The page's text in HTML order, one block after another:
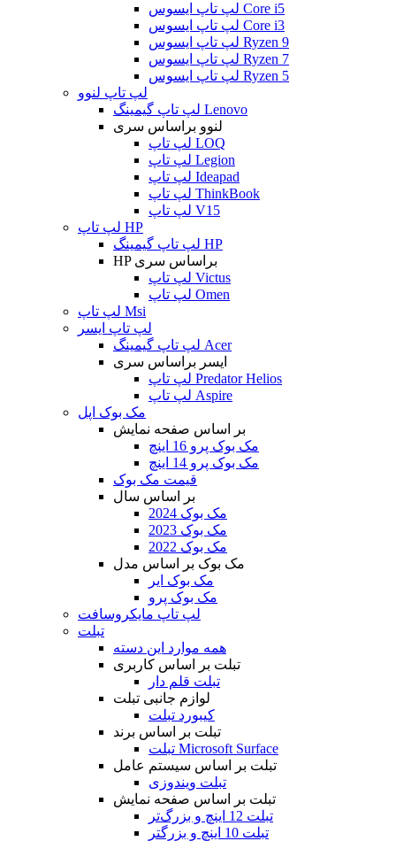
لپ تاپ ایسوس Core i5
لپ تاپ ایسوس Core i3
لپ تاپ ایسوس Ryzen 9
لپ تاپ ایسوس Ryzen 7
لپ تاپ ایسوس Ryzen 5
لپ تاپ لنوو
لپ تاپ گیمینگ Lenovo
لنوو براساس سری
لپ تاپ LOQ
لپ تاپ Legion
لپ تاپ Ideapad
لپ تاپ ThinkBook
لپ تاپ V15
لپ تاپ HP
لپ تاپ گیمینگ HP
HP براساس سری
لپ تاپ Victus
لپ تاپ Omen
لپ تاپ Msi
لپ تاپ ایسر
لپ تاپ گیمینگ Acer
ایسر براساس سری
لپ تاپ Predator Helios
لپ تاپ Aspire
مک بوک اپل
بر اساس صفحه نمایش
مک بوک پرو 16 اینچ
مک بوک پرو 14 اینچ
قیمت مک بوک
بر اساس سال
مک بوک 2024
مک بوک 2023
مک بوک 2022
مک بوک بر اساس مدل
مک بوک ایر
مک بوک پرو
لپ تاپ مایکروسافت
تبلت
همه موارد این دسته
تبلت بر اساس کاربری
تبلت قلم دار
لوازم جانبی تبلت
کیبورد تبلت
تبلت بر اساس برند
تبلت Microsoft Surface
تبلت بر اساس سیستم عامل
تبلت ویندوزی
تبلت بر اساس صفحه نمایش
تبلت 12 اینچ و بزرگ‌تر
تبلت 10 اینچ و بزرگتر